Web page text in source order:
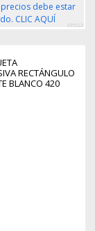
debe estar
CLIC AQUÍ
335522
RECTÁNGULO
BLANCO 420